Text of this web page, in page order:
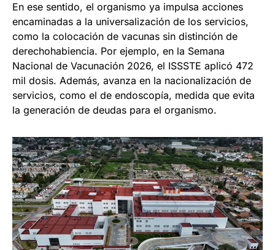
En ese sentido, el organismo ya impulsa acciones
encaminadas a la universalización de los servicios,
como la colocación de vacunas sin distinción de
derechohabiencia. Por ejemplo, en la Semana
Nacional de Vacunación 2026, el ISSSTE aplicó 472
mil dosis. Además, avanza en la nacionalización de
servicios, como el de endoscopía, medida que evita
la generación de deudas para el organismo.